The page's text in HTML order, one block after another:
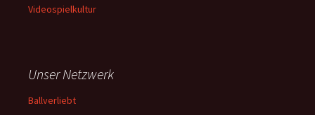
Videospielkultur
Unser Netzwerk
Ballverliebt